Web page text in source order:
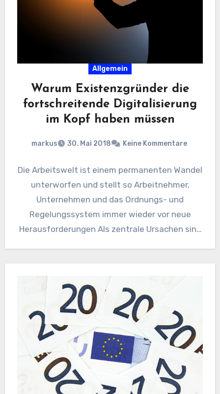
Allgemein
Warum Existenzgründer die
fortschreitende Digitalisierung
im Kopf haben müssen
markus 30. Mai 2018 Keine Kommentare
Die Arbeitswelt ist einem permanenten Wandel
unterworfen und stellt so Arbeitnehmer,
Unternehmen und das Ordnungs- und
Regelungssystem immer wieder vor neue
Herausforderungen Als zentrale Ursachen sind